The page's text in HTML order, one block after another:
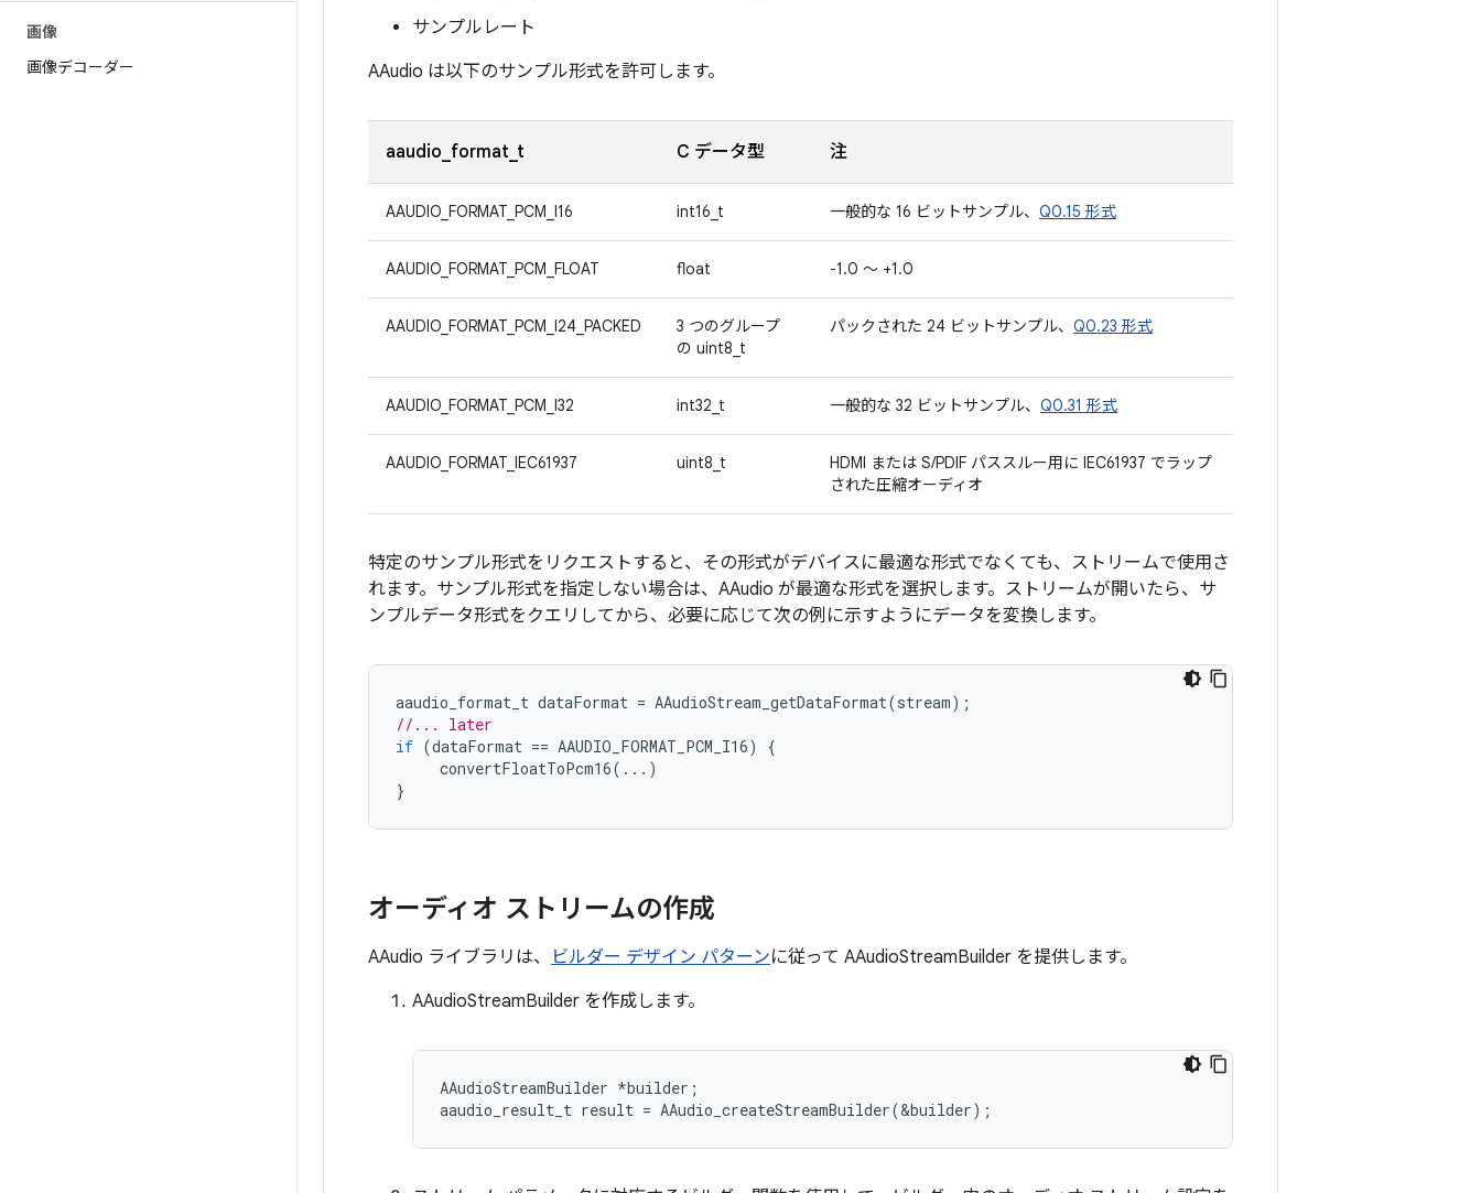
画像
画像デコーダー
サンプルレート
AAudio は以下のサンプル形式を許可します。
aaudio_format_t C データ型 注
AAUDIO_FORMAT_PCM_I16 int16_t 一般的な 16 ビットサンプル、 Q0.15 形式
AAUDIO_FORMAT_PCM_FLOAT float -1.0 ～ +1.0
AAUDIO_FORMAT_PCM_I24_PACKED
3 つのグループ
の uint8_t
パックされた 24 ビットサンプル、 Q0.23 形式
AAUDIO_FORMAT_PCM_I32 int32_t 一般的な 32 ビットサンプル、 Q0.31 形式
AAUDIO_FORMAT_IEC61937 uint8_t
HDMI または S/PDIF パススルー用に IEC61937 でラップ
された圧縮オーディオ
特定のサンプル形式をリクエストすると、その形式がデバイスに最適な形式でなくても、ストリームで使用さ
れます。サンプル形式を指定しない場合は、AAudio が最適な形式を選択します。ストリームが開いたら、サ
ンプルデータ形式をクエリしてから、必要に応じて次の例に示すようにデータを変換します。
aaudio_format_t dataFormat = AAudioStream_getDataFormat(stream);
//... later
if (dataFormat == AAUDIO_FORMAT_PCM_I16)
{
convertFloatToPcm16(...)
}
オーディオ ストリームの作成
AAudio ライブラリは、 ビルダー デザイン パターンに従って AAudioStreamBuilder を提供します。
AAudioStreamBuilder を作成します。
AAudioStreamBuilder *builder;